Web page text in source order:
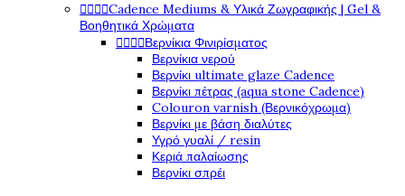
Cadence Mediums & Υλικά Ζωγραφικής | Gel &
Βοηθητικά Χρώματα
Βερνίκια Φινιρίσματος
Βερνίκια νερού
Βερνίκι ultimate glaze Cadence
Βερνίκι πέτρας (aqua stone Cadence)
Colouron varnish (Βερνικόχρωμα)
Βερνίκι με βάση διαλύτες
Υγρό γυαλί / resin
Κεριά παλαίωσης
Βερνίκι σπρέι